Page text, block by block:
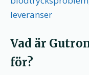
leveranser
Vad är
för?